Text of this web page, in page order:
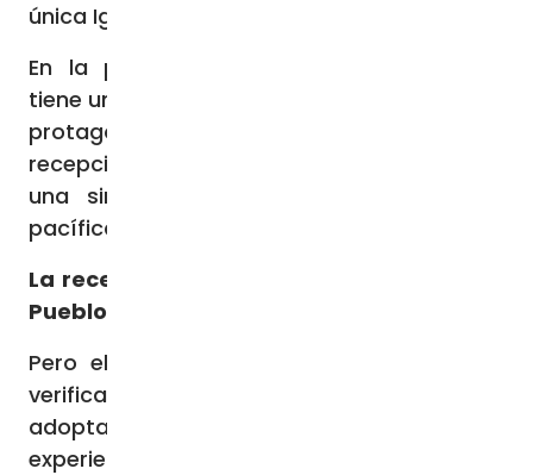
única Iglesia».
En la práctica, toda medida magisterial
tiene una fase de recepción que tiene como
protagonista al pueblo de Dios, y esta
recepción, añadió el padre Massari, «no es
una simple actitud pasiva de asunción
pacífica de las intenciones surgidas».
La recepción del Magisterio por parte del
Pueblo de Dios
Pero el pueblo bautizado en su conjunto
verifica «la plausibilidad de una posición
adoptada en contacto con su propia
experiencia de creyente: capta la